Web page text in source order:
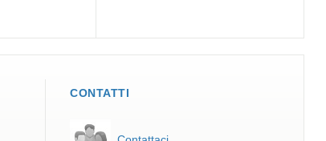
CONTATTI